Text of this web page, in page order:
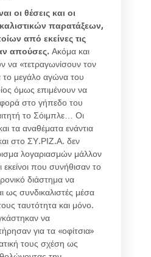
οι θέσεις και οι
παρατάξεων,
από εκείνες τις
απούσες. Ακόμα και
«τετραγωνίσουν τον
το μεγάλο αγώνα του
όμως επιμένουν να
φορά στο γήπεδο του
το Σόιμπλε… Οι
τα αναθέματα ενάντια
στο ΣΥ.ΡΙΖ.Α. δεν
λογαριασμών μάλλον
που συνήθισαν το
διάστημα να
ως συνδικαλιστές μέσα
ταυτότητα και μόνο.
να
για τα «οφίτσια»
τους σχέση ως